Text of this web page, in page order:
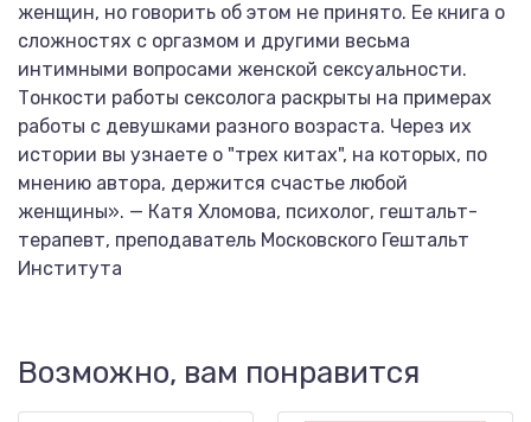
женщин, но говорить об этом не принято. Ее книга о
сложностях с оргазмом и другими весьма
интимными вопросами женской сексуальности.
Тонкости работы сексолога раскрыты на примерах
работы с девушками разного возраста. Через их
истории вы узнаете о "трех китах", на которых, по
мнению автора, держится счастье любой
женщины». — Катя Хломова, психолог, гештальт-
терапевт, преподаватель Московского Гештальт
Института
Возможно, вам понравится